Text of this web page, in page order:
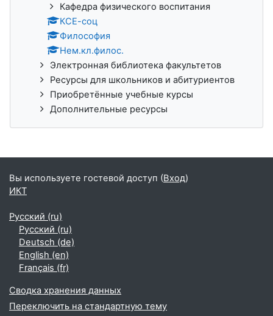
Кафедра физического воспитания
КСЕ-соц
Философия
Нем.кл.филос.
Электронная библиотека факультетов
Ресурсы для школьников и абитуриентов
Приобретённые учебные курсы
Дополнительные ресурсы
Вы используете гостевой доступ (Вход)
ИКТ
Русский ‎(ru)‎
Русский ‎(ru)‎
Deutsch ‎(de)‎
English ‎(en)‎
Français ‎(fr)‎
Сводка хранения данных
Переключить на стандартную тему